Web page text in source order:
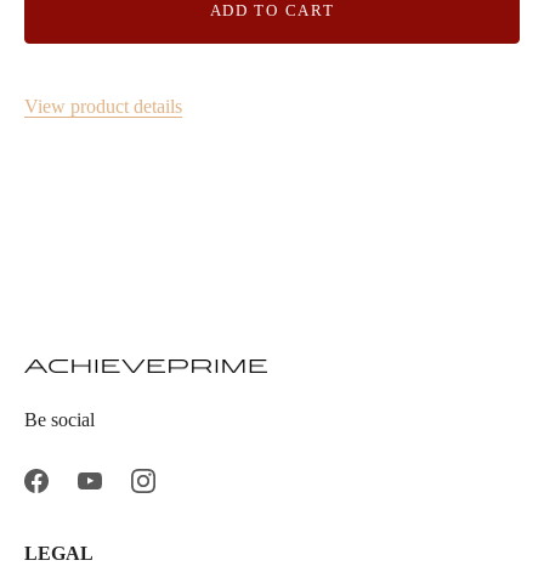
ADD TO CART
View product details
Be social
LEGAL